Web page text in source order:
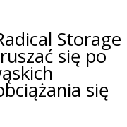
Storage
się po
się